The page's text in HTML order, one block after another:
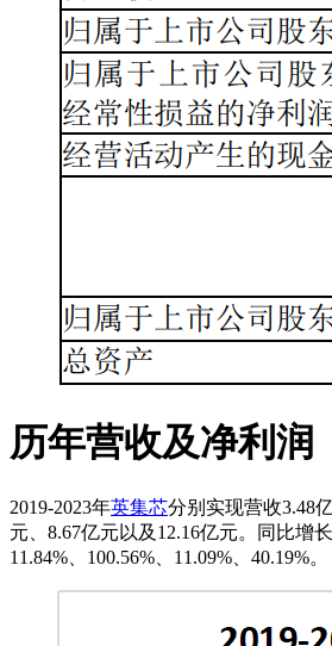
历年营收及净利润
2019-2023年英集芯分别实现营收3.48
元、8.67亿元以及12.16亿元。同比增长
11.84%、100.56%、11.09%、40.19%。